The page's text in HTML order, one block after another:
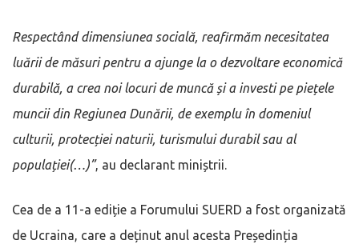
Respectând dimensiunea socială, reafirmăm necesitatea
luării de măsuri pentru a ajunge la o dezvoltare economică
durabilă, a crea noi locuri de muncă și a investi pe piețele
muncii din Regiunea Dunării, de exemplu în domeniul
culturii, protecției naturii, turismului durabil sau al
populației(…)”, au declarant miniștrii.
Cea de a 11-a ediție a Forumului SUERD a fost organizată
de Ucraina, care a deținut anul acesta Președinția